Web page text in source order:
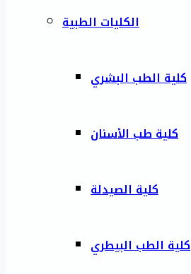
الكليات الطبية
كلية الطب البشري
كلية طب الأسنان
كلية الصيدلة
كلية الطب البيطري